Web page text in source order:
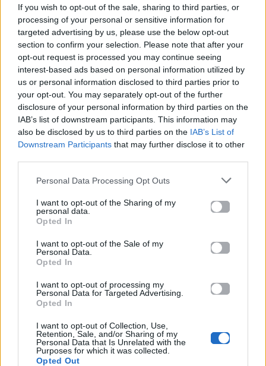
If you wish to opt-out of the sale, sharing to third parties, or
processing of your personal or sensitive information for
targeted advertising by us, please use the below opt-out
section to confirm your selection. Please note that after your
opt-out request is processed you may continue seeing
interest-based ads based on personal information utilized by
us or personal information disclosed to third parties prior to
your opt-out. You may separately opt-out of the further
disclosure of your personal information by third parties on the
IAB’s list of downstream participants. This information may
also be disclosed by us to third parties on the IAB’s List of
Downstream Participants that may further disclose it to other
Personal Data Processing Opt Outs
I want to opt-out of the Sharing of my
personal data.
Opted In
I want to opt-out of the Sale of my
Personal Data.
Opted In
I want to opt-out of processing my
Personal Data for Targeted Advertising.
Opted In
I want to opt-out of Collection, Use,
Retention, Sale, and/or Sharing of my
Personal Data that Is Unrelated with the
Purposes for which it was collected.
Opted Out
σχετικά με το
, επισκεφτείτε μας στο
Facebook, επικοινωνήστε μέσωTwitterή
ακολουθήστε μας στοInstagram.
Christie’s Δημοπρασία ρολόγια
Ακολουθήστε το
Mad.gr στο Google
News
Ακολουθήστε το